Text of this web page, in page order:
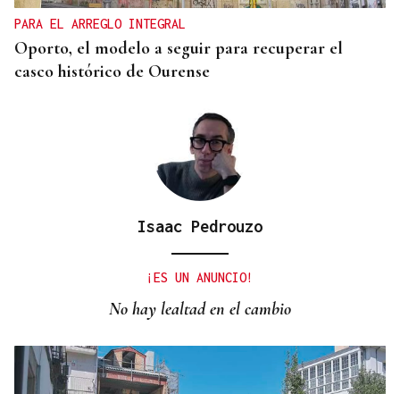
PARA EL ARREGLO INTEGRAL
Oporto, el modelo a seguir para recuperar el
casco histórico de Ourense
Isaac Pedrouzo
¡ES UN ANUNCIO!
No hay lealtad en el cambio